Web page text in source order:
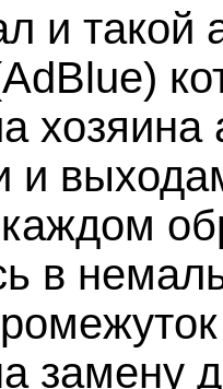
и такой
и
в
замену